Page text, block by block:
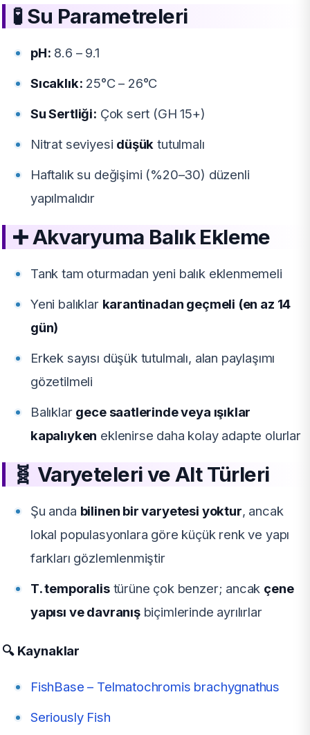
🧪Su Parametreleri
pH: 8.6 – 9.1
Sıcaklık: 25°C – 26°C
Su Sertliği: Çok sert (GH 15+)
Nitrat seviyesi düşük tutulmalı
Haftalık su değişimi (%20–30) düzenli
yapılmalıdır
➕Akvaryuma Balık Ekleme
Tank tam oturmadan yeni balık eklenmemeli
Yeni balıklar karantinadan geçmeli (en az 14
gün)
Erkek sayısı düşük tutulmalı, alan paylaşımı
gözetilmeli
Balıklar gece saatlerinde veya ışıklar
kapalıyken eklenirse daha kolay adapte olurlar
🧬 Varyeteleri ve Alt Türleri
Şu anda bilinen bir varyetesi yoktur, ancak
lokal populasyonlara göre küçük renk ve yapı
farkları gözlemlenmiştir
T. temporalistürüne çok benzer; ancak çene
yapısı ve davranışbiçimlerinde ayrılırlar
🔍 Kaynaklar
FishBase – Telmatochromis brachygnathus
Seriously Fish